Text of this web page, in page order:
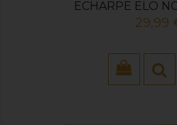
ECHARPE ELO
Prix
29,99